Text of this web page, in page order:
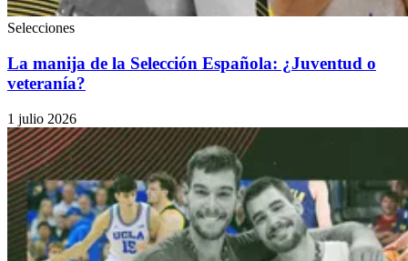
Selecciones
La manija de la Selección Española: ¿Juventud o
veteranía?
1 julio 2026